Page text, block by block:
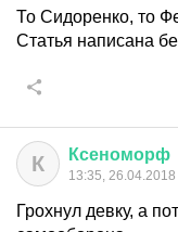
То Сидоренко, то
Статья написана
К Ксеноморф
13:35, 26.04.2018
Грохнул девку, а